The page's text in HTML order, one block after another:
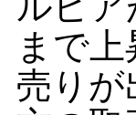
まで
売りが